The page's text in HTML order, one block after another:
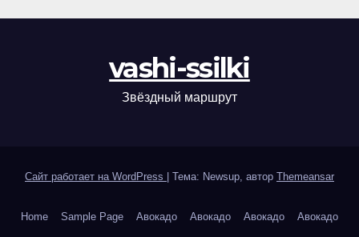
vashi-ssilki
Звёздный маршрут
Сайт работает на WordPress Тема: Newsup, автор Themeansar
Home Sample Page Авокадо Авокадо Авокадо Авокадо